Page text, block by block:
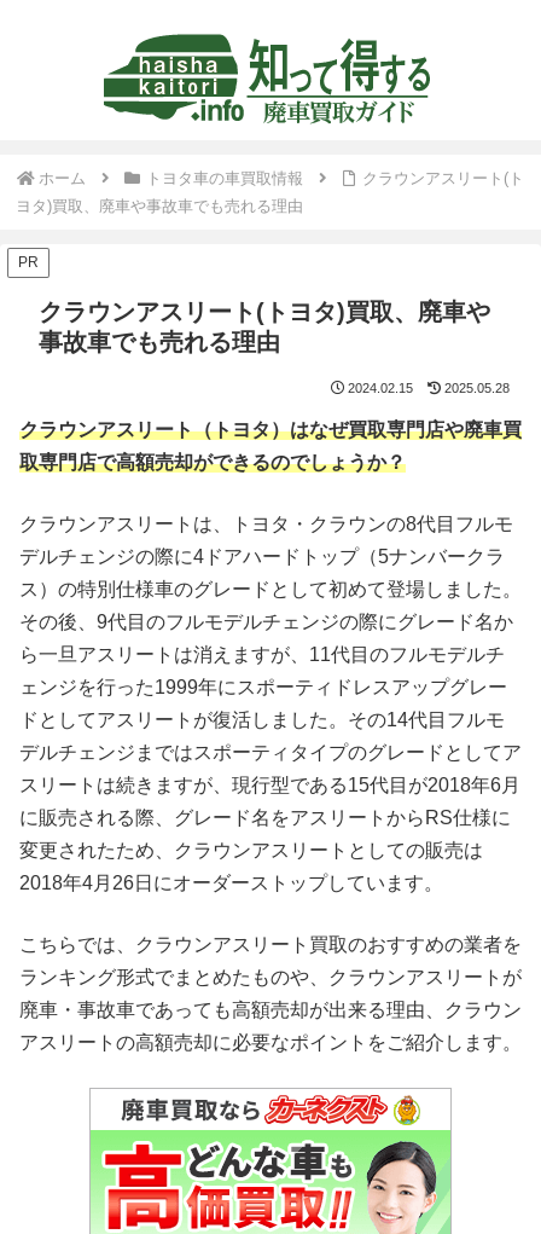
ホーム トヨタ車の車買取情報
クラウンアスリート(ト
ヨタ)買取、廃車や事故車でも売れる理由
PR
クラウンアスリート(トヨタ)買取、廃車や
事故車でも売れる理由
2024.02.15 2025.05.28
クラウンアスリート（トヨタ）はなぜ買取専門店や廃車買
取専門店で高額売却ができるのでしょうか？
クラウンアスリートは、トヨタ・クラウンの8代目フルモ
デルチェンジの際に4ドアハードトップ（5ナンバークラ
ス）の特別仕様車のグレードとして初めて登場しました。
その後、9代目のフルモデルチェンジの際にグレード名か
ら一旦アスリートは消えますが、11代目のフルモデルチ
ェンジを行った1999年にスポーティドレスアップグレー
ドとしてアスリートが復活しました。その14代目フルモ
デルチェンジまではスポーティタイプのグレードとしてア
スリートは続きますが、現行型である15代目が2018年6月
に販売される際、グレード名をアスリートからRS仕様に
変更されたため、クラウンアスリートとしての販売は
2018年4月26日にオーダーストップしています。
こちらでは、クラウンアスリート買取のおすすめの業者を
ランキング形式でまとめたものや、クラウンアスリートが
廃車・事故車であっても高額売却が出来る理由、クラウン
アスリートの高額売却に必要なポイントをご紹介します。